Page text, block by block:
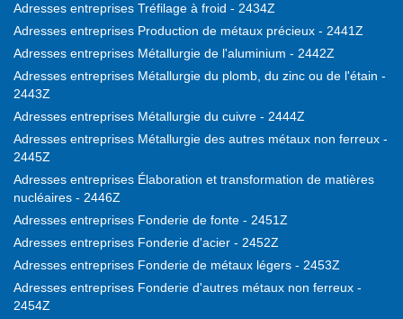
Adresses entreprises Tréfilage à froid - 2434Z
Adresses entreprises Production de métaux précieux - 2441Z
Adresses entreprises Métallurgie de l'aluminium - 2442Z
Adresses entreprises Métallurgie du plomb, du zinc ou de l'étain -
2443Z
Adresses entreprises Métallurgie du cuivre - 2444Z
Adresses entreprises Métallurgie des autres métaux non ferreux -
2445Z
Adresses entreprises Élaboration et transformation de matières
nucléaires - 2446Z
Adresses entreprises Fonderie de fonte - 2451Z
Adresses entreprises Fonderie d'acier - 2452Z
Adresses entreprises Fonderie de métaux légers - 2453Z
Adresses entreprises Fonderie d'autres métaux non ferreux -
2454Z